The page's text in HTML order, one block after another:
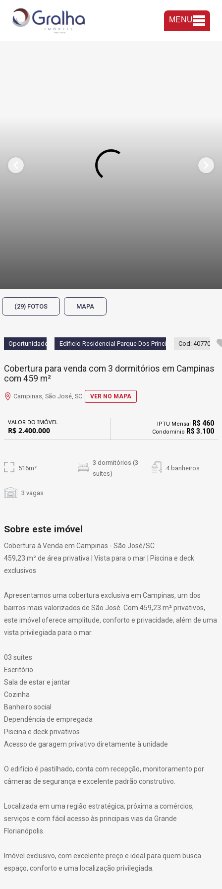
MENU
(29) FOTOS MAPA
Oportunidade Edificio Residencial Parque Dos Principes Cod: 40770
Cobertura para venda com 3 dormitórios em Campinas
com 459 m²
Campinas, São José, SC VER NO MAPA
VALOR DO IMÓVEL
R$ 2.400.000
IPTU Mensal R$ 460
Condomínio R$ 3.100
516m²
3 dormitórios (3
suítes)
4 banheiros
3 vagas
Sobre este imóvel
Cobertura à Venda em Campinas - São José/SC
459,23 m² de área privativa | Vista para o mar | Piscina e deck
exclusivos
Apresentamos uma cobertura exclusiva em Campinas, um dos
bairros mais valorizados de São José. Com 459,23 m² privativos,
este imóvel oferece amplitude, conforto e privacidade, além de uma
vista privilegiada para o mar.
03 suítes
Escritório
Sala de estar e jantar
Cozinha
Banheiro social
Dependência de empregada
Piscina e deck privativos
Acesso de garagem privativo diretamente à unidade
O edifício é pastilhado, conta com recepção, monitoramento por
câmeras de segurança e excelente padrão construtivo.
Localizada em uma região estratégica, próxima a comércios,
serviços e com fácil acesso às principais vias da Grande
Florianópolis.
Imóvel exclusivo, com excelente preço e ideal para quem busca
espaço, conforto e uma localização privilegiada.